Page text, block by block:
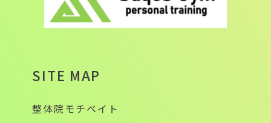
SITE MAP
整体院モチベイト